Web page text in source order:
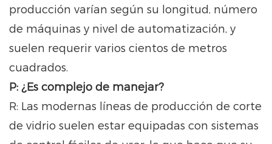
producción varían según su longitud, número
de máquinas y nivel de automatización, y
suelen requerir varios cientos de metros
cuadrados.
P: ¿Es complejo de manejar?
R: Las modernas líneas de producción de corte
de vidrio suelen estar equipadas con sistemas